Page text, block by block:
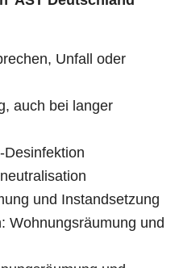
Unfall oder
auch bei langer
und Instandsetzung
Wohnungsräumung und